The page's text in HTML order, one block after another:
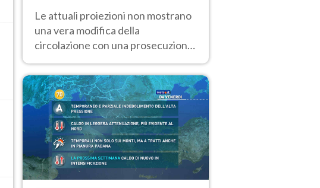
Le attuali proiezioni non mostrano
una vera modifica della
circolazione con una prosecuzione
giorni, compresa la settimana di
Ferragosto